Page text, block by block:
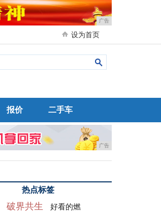
广告
设为首页
报价 二手车
广告
热点标签
破界共生 好看的燃